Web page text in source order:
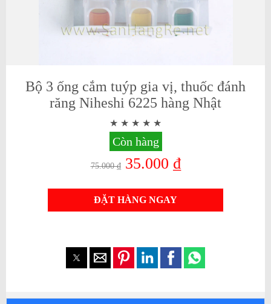
Bộ 3 ống cắm tuýp gia vị, thuốc đánh
răng Niheshi 6225 hàng Nhật
Còn hàng
75.000 ₫35.000 ₫
ĐẶT HÀNG NGAY